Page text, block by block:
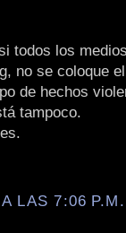
todos los
no se coloque
de hechos
tampoco.
LAS 7:06 P.M.